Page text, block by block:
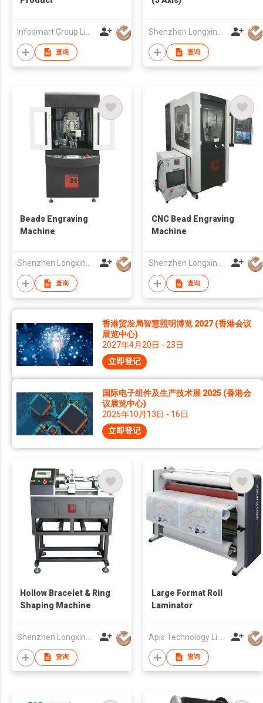
查询 查询
Beads Engraving
Machine
Shenzhen Longxing Mechanical Technology Company Limited
查询
CNC Bead Engraving
Machine
Shenzhen Longxing Mechanical Technology Company Limited
查询
香港贸发局智慧照明博览 2027 (香港会议
展览中心)
2027年4月20日 - 23日
立即登记
国际电子组件及生产技术展 2025 (香港会
议展览中心)
2026年10月13日 - 16日
立即登记
Hollow Bracelet & Ring
Shaping Machine
查询
Large Format Roll
Laminator
查询